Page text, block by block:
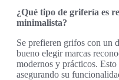
¿Qué tipo de grifería es
minimalista?
Se prefieren grifos con un
bueno elegir marcas
modernos y prácticos.
asegurando su